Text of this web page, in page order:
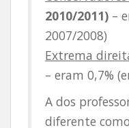
2010/2011) –
2007/2008)
Extrema
– eram 0,7%
A dos
diferente